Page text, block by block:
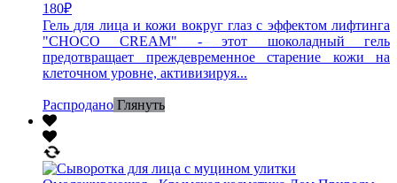
180₽
Гель для лица и кожи вокруг глаз с эффектом лифтинга
"CHOCO CREAM" - этот шоколадный гель
предотвращает преждевременное старение кожи на
клеточном уровне, активизируя...
Распродано Глянуть